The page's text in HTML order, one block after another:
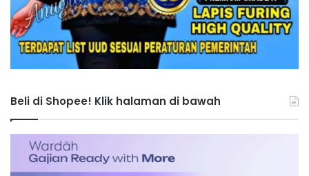
Beli di Shopee! Klik halaman di bawah